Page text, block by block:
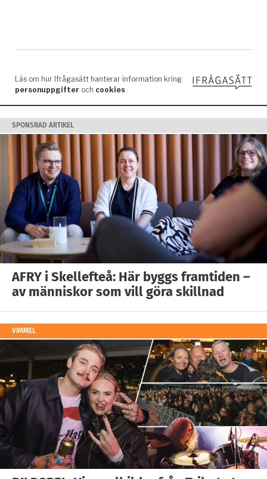
SPONSRAD ARTIKEL
AFRY i Skellefteå: Här byggs framtiden –
av människor som vill göra skillnad
VIMMEL